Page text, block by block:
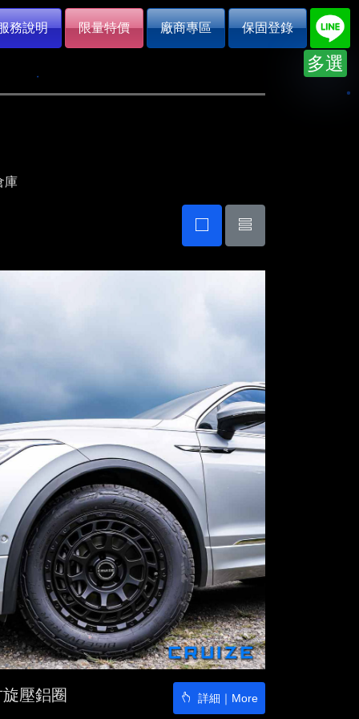
務說明 限量特價 廠商專區 保固登錄
庫
壓鋁圈 詳細｜More
多選